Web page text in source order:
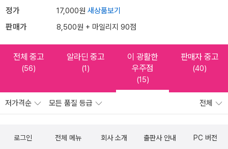
정가 17,000원 새상품보기
판매가 8,500원 + 마일리지 90점
전체 중고
(56)
알라딘 중고
(1)
이 광활한
우주점
(15)
판매자 중고
(40)
저가격순 모든 품질 등급 전체
로그인 전체 메뉴 회사 소개 출판사 안내 PC 버전